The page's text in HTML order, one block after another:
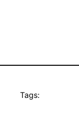
Tags: